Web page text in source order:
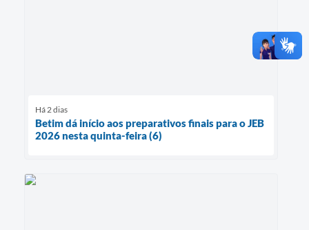
Há 2 dias
Betim dá início aos preparativos finais para o JEB
2026 nesta quinta-feira (6)